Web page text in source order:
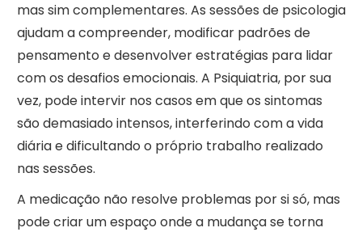
mas sim complementares. As sessões de psicologia
ajudam a compreender, modificar padrões de
pensamento e desenvolver estratégias para lidar
com os desafios emocionais. A Psiquiatria, por sua
vez, pode intervir nos casos em que os sintomas
são demasiado intensos, interferindo com a vida
diária e dificultando o próprio trabalho realizado
nas sessões.
A medicação não resolve problemas por si só, mas
pode criar um espaço onde a mudança se torna